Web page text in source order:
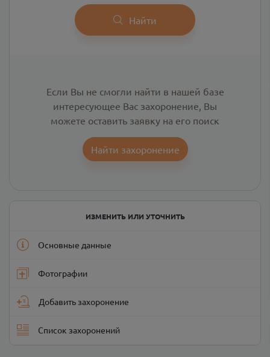
Найти
Если Вы не смогли найти в нашей базе
интересующее Вас захоронение, Вы
можете оставить заявку на его поиск
Найти захоронение
ИЗМЕНИТЬ ИЛИ УТОЧНИТЬ
Основные данные
Фотографии
Добавить захоронение
Список захоронений